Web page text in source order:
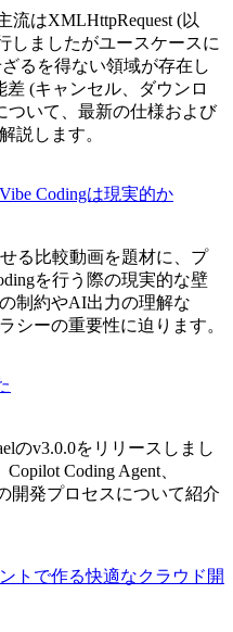
流はXMLHttpRequest (以
しましたがユースケースに
るを得ない領域が存在し
(キャンセル、ダウンロ
ついて、最新の仕様および
説します。
Codingは現実的か
る比較動画を題材に、プ
を行う際の現実的な壁
制約やAI出力の理解な
シーの重要性に迫ります。
のv3.0.0をリリースしまし
Coding Agent、
開発プロセスについて紹介
トで作る快適なクラウド開